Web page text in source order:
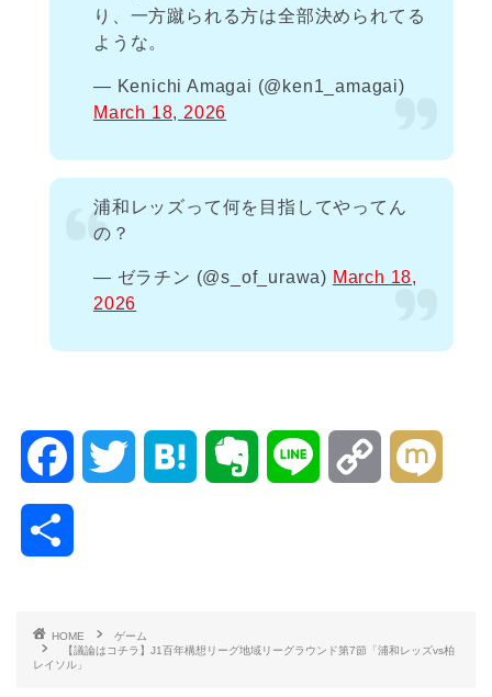
り、一方蹴られる方は全部決められてる
ような。
— Kenichi Amagai (@ken1_amagai)
March 18, 2026
浦和レッズって何を目指してやってん
の？
— ゼラチン (@s_of_urawa) March 18,
2026
b
HOME
ゲーム
【議論はコチラ】J1百年構想リーグ地域リーグラウンド第7節「浦和レッズvs柏
レイソル」